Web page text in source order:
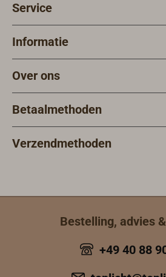
Service
Informatie
Over ons
Betaalmethoden
Verzendmethoden
Bestelling, advies
+49 40 88